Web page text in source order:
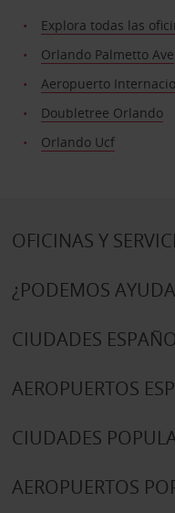
Explora todas las
Orlando Palmetto Ave
Aeropuerto
Doubletree Orlando
Orlando Ucf
OFICINAS Y
¿PODEMOS
CIUDADES
AEROPUERTOS
CIUDADES
AEROPUERTOS